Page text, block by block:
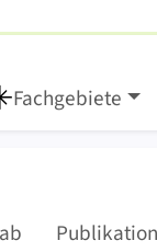
Fachgebiete